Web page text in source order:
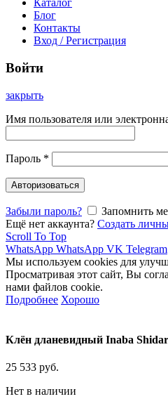
Каталог
Блог
Контакты
Вход / Регистрация
Войти
закрыть
Имя пользователя или
Пароль *
Авторизоваться
Забыли пароль?
Запомнить
Ещё нет аккаунта? Создать
Scroll To Top
WhatsApp WhatsApp VK Telegram
Мы используем cookies для
Просматривая этот сайт, Вы
нами файлов cookie.
Подробнее Хорошо
Клён дланевидный Inaba
25 533 руб.
Нет в наличии